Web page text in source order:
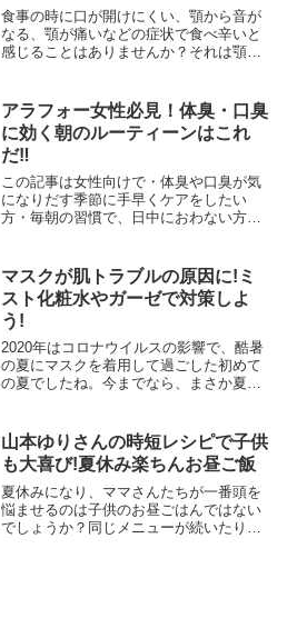
食事の時に口が開けにくい、顎から音が
なる、顎が痛いなどの症状で食べ辛いと
感じることはありませんか？それは顎関
トレスや在宅ワークが増えてパソコンを
使う時間が増えたことなど...
アラフォー女性必見！体臭・口臭
に効く朝のルーティーンはこれ
だ‼
この記事は女性向けで・体臭や口臭が気
になりだす季節に手早くケアをしたい
方・毎朝の習慣で、日中におわない方法
自分のニオイに気が付くことが増えまし
た。 マスクでお喋りした...
マスクが肌トラブルの原因に!ミ
スト化粧水やガーゼで対策しよ
う!
2020年はコロナウイルスの影響で、酷暑
の夏にマスクを着用して過ごした初めて
の夏でしたね。今までなら、まさか夏に
た。2021年を迎えた今も、世界中でコロ
ナウイルスの勢い...
山本ゆりさんの時短レシピで子供
も大喜び!夏休み楽ちんお昼ご飯
夏休みになり、ママさんたちが一番頭を
悩ませるのは子供のお昼ごはんではない
でしょうか？同じメニューが続いたり外